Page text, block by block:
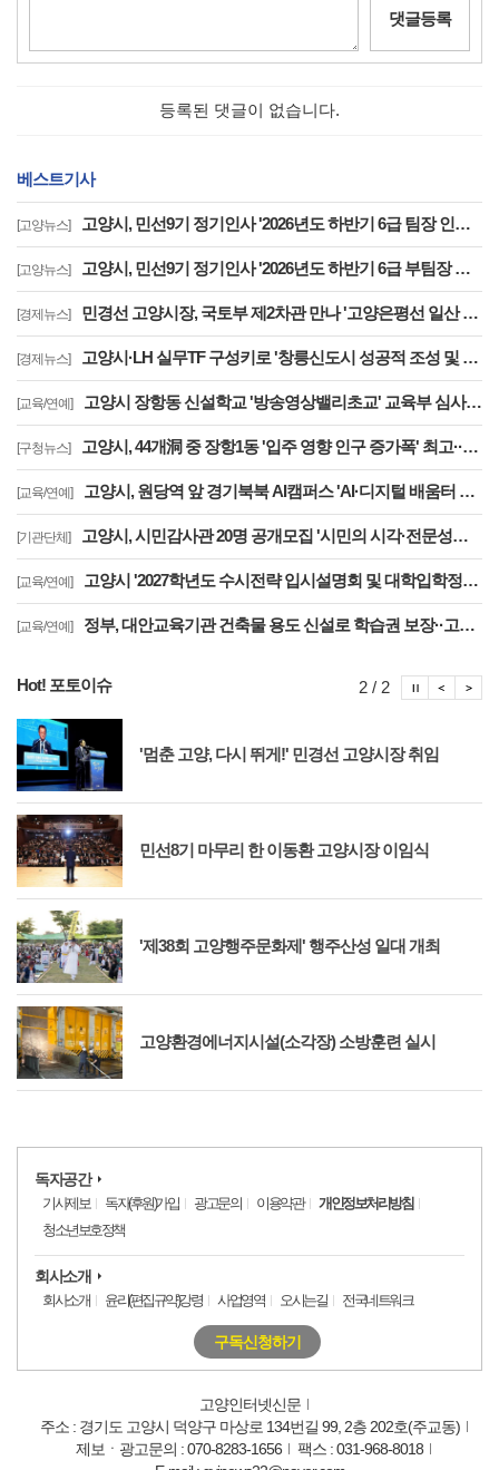
댓글등록
등록된 댓글이 없습니다.
베스트기사
[고양뉴스] 고양시, 민선9기 정기인사 '2026년도 하반기 6급 팀장 인사발령 사항'
[고양뉴스] 고양시, 민선9기 정기인사 '2026년도 하반기 6급 부팀장 이하 인사발령 사항'
[경제뉴스] 민경선 고양시장, 국토부 제2차관 만나 '고양은평선 일산 연장 반영' 등 요청
[경제뉴스] 고양시·LH 실무TF 구성키로 '창릉신도시 성공적 조성 및 자족기능 강화 협력'
[교육/연예] 고양시 장항동 신설학교 '방송영상밸리초교' 교육부 심사 통과··2030년 개교
[구청뉴스] 고양시, 44개洞 중 장항1동 '입주 영향 인구 증가폭' 최고··풍산동도 증가세 지속
[교육/연예] 고양시, 원당역 앞 경기북북 AI캠퍼스 'AI·디지털 배움터 체험존' 12월까지 운영
[기관단체] 고양시, 시민감사관 20명 공개모집 '시민의 시각·전문성으로 감사행정 제고'
[교육/연예] 고양시 '2027학년도 수시전략 입시설명회 및 대학입학정보박람회' 8일 개최
[교육/연예] 정부, 대안교육기관 건축물 용도 신설로 학습권 보장··고양자유학교 문제 해소
Hot! 포토이슈
'멈춘 고양, 다시 뛰게!' 민경선 고양시장 취임
민선8기 마무리 한 이동환 고양시장 이임식
'제38회 고양행주문화제' 행주산성 일대 개최
고양환경에너지시설(소각장) 소방훈련 실시
2 / 2 포
포토이
독자공간
기사제보 독자(후원)가입 광고문의 이용약관
개인정보처리방침
청소년보호정책
회사소개
회사소개 윤리(편집규약)강령 사업영역 오시는길 전국네트워크
구독신청하기
고양인터넷신문
주소 : 경기도 고양시 덕양구 마상로 134번길 99, 2층 202호(주교동)
제보ㆍ광고문의 : 070-8283-1656
팩스 : 031-968-8018